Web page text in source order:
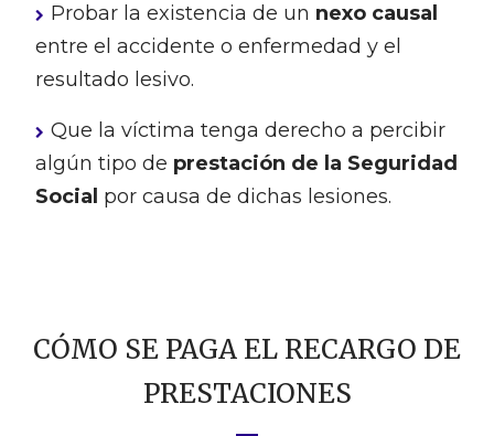
Probar la existencia de un nexo causal
entre el accidente o enfermedad y el
resultado lesivo.
Que la víctima tenga derecho a percibir
algún tipo de prestación de la Seguridad
Social por causa de dichas lesiones.
CÓMO SE PAGA EL RECARGO DE
PRESTACIONES